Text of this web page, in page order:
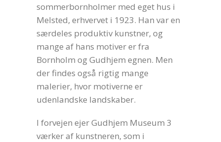
sommerbornholmer med eget hus i
Melsted, erhvervet i 1923. Han var en
særdeles produktiv kunstner, og
mange af hans motiver er fra
Bornholm og Gudhjem egnen. Men
der findes også rigtig mange
malerier, hvor motiverne er
udenlandske landskaber.
I forvejen ejer Gudhjem Museum 3
værker af kunstneren, som i